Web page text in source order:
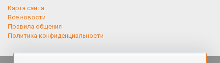
Карта сайта
Все новости
Правила общения
Политика конфиденциальности